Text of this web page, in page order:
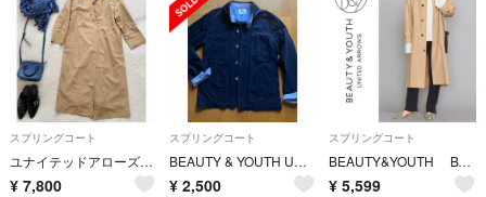
スプリングコート
ユナイテッドアローズ 長く使えるスプリングコート 美品
¥ 7,800
スプリングコート
BEAUTY & YOUTH UNITED ARROWS ジャケット ネイビー
¥ 2,500
スプリングコート
BEAUTY&YOUTH BY タフタステンカラーコート/スプリングコート
¥ 5,599